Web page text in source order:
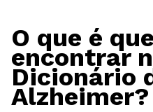
O que é
encontrar
Dicionário
Alzheimer?